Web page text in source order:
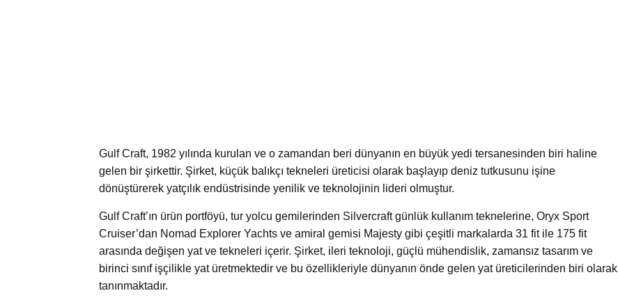
Gulf Craft, 1982 yılında kurulan ve o zamandan beri dünyanın en büyük yedi tersanesinden biri haline
gelen bir şirkettir. Şirket, küçük balıkçı tekneleri üreticisi olarak başlayıp deniz tutkusunu işine
dönüştürerek yatçılık endüstrisinde yenilik ve teknolojinin lideri olmuştur.
Gulf Craft’ın ürün portföyü, tur yolcu gemilerinden Silvercraft günlük kullanım teknelerine, Oryx Sport
Cruiser’dan Nomad Explorer Yachts ve amiral gemisi Majesty gibi çeşitli markalarda 31 fit ile 175 fit
arasında değişen yat ve tekneleri içerir. Şirket, ileri teknoloji, güçlü mühendislik, zamansız tasarım ve
birinci sınıf işçilikle yat üretmektedir ve bu özellikleriyle dünyanın önde gelen yat üreticilerinden biri olarak
tanınmaktadır.